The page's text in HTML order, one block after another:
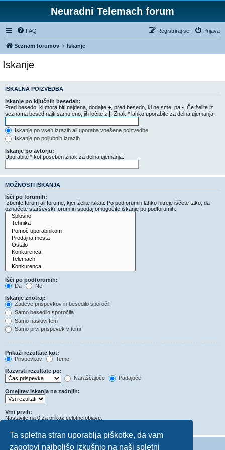
Ta spletna stran uporablja piškotke, da vam
zagotovi najboljšo izkušnjo na naši spletni
Neuradni Telemach forum
FAQ Prijava
Registriraj se!
Seznam forumov Iskanje
Iskanje
ISKALNA POIZVEDBA
Iskanje po ključnih besedah:
Pred besedo, ki mora biti najdena, dodajte + , pred besedo, ki ne sme, pa - . Če želite iz
seznama besed najti samo eno, jih ločite z | . Znak * lahko uporabite za delna ujemanja.
Iskanje po vseh izrazih ali uporaba vnešene poizvedbe
Iskanje po poljubnih izrazih
Iskanje po avtorju:
Uporabite * kot poseben znak za delna ujemanja.
MOŽNOSTI ISKANJA
Išči po forumih:
Izberite forum ali forume, kjer želite iskati. Po podforumih lahko hitreje iščete tako, da
označete starševski forum in spodaj omogočite iskanje po podforumih.
Išči po podforumih:
Da
Ne
Iskanje znotraj:
Zadeve prispevkov in besedilo sporočil
Samo besedilo sporočila
Samo naslovi tem
Samo prvi prispevek v temi
Prikaži rezultate kot:
Prispevkov
Teme
Razvrsti rezultate po:
Naraščajoče
Padajoče
Omejitev iskanja na zadnjih:
Vrni prvih:
Nastavite na 0 za prikaz celotne objave.